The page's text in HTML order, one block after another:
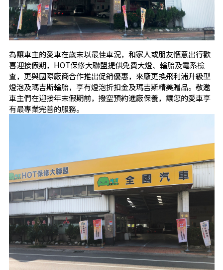
為讓車主的愛車在歲末以最佳車況，和家人或朋友愜意出行歡
喜迎接假期，HOT保修大聯盟提供免費大燈、輪胎及電系檢
查，更與國際廠商合作推出促銷優惠，來廠更換飛利浦升級型
燈泡及瑪吉斯輪胎，享有燈泡折扣金及瑪吉斯精美贈品。敬邀
車主們在迎接年末假期前，撥空預約進廠保養，讓您的愛車享
有最專業完善的服務。